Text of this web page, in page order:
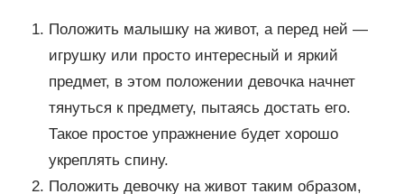
Положить малышку на живот, а перед ней —
игрушку или просто интересный и яркий
предмет, в этом положении девочка начнет
тянуться к предмету, пытаясь достать его.
Такое простое упражнение будет хорошо
укреплять спину.
Положить девочку на живот таким образом,